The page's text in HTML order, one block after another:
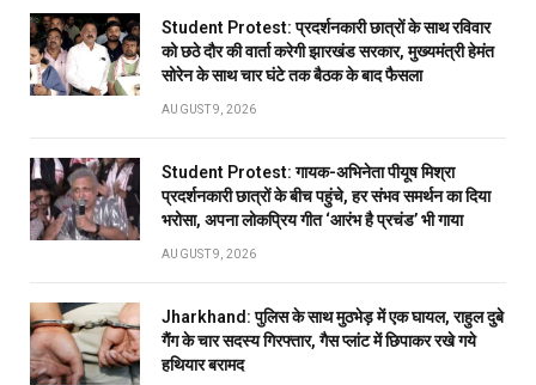
Student Protest: प्रदर्शनकारी छात्रों के साथ रविवार
को छठे दौर की वार्ता करेगी झारखंड सरकार, मुख्यमंत्री हेमंत
सोरेन के साथ चार घंटे तक बैठक के बाद फैसला
AUGUST 9, 2026
Student Protest: गायक-अभिनेता पीयूष मिश्रा
प्रदर्शनकारी छात्रों के बीच पहुंचे, हर संभव समर्थन का दिया
भरोसा, अपना लोकप्रिय गीत ‘आरंभ है प्रचंड’ भी गाया
AUGUST 9, 2026
Jharkhand: पुलिस के साथ मुठभेड़ में एक घायल, राहुल दुबे
गैंग के चार सदस्य गिरफ्तार, गैस प्लांट में छिपाकर रखे गये
हथियार बरामद